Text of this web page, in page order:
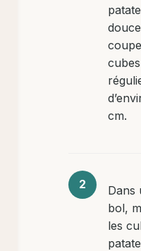
cubes
cm.
Dans
bol,
les